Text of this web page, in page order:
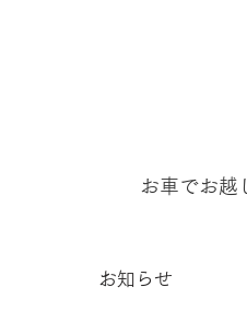
お車でお越
お知らせ